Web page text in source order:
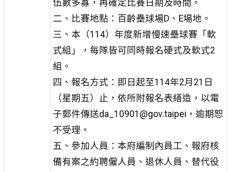
伍數多寡，再確定比賽日期及時間。
二、比賽地點：百齡壘球場D、E場地。
三、本（114）年度新增慢速壘球賽「軟
式組」，每隊皆可同時報名硬式及軟式2
組。
四、報名方式：即日起至114年2月21日
（星期五）止，依所附報名表繕造，以電
子郵件傳送da_10901@gov.taipei，逾期恕
不受理。
五、參加人員：本府編制內員工、報府核
備有案之約聘僱人員、退休人員、替代役